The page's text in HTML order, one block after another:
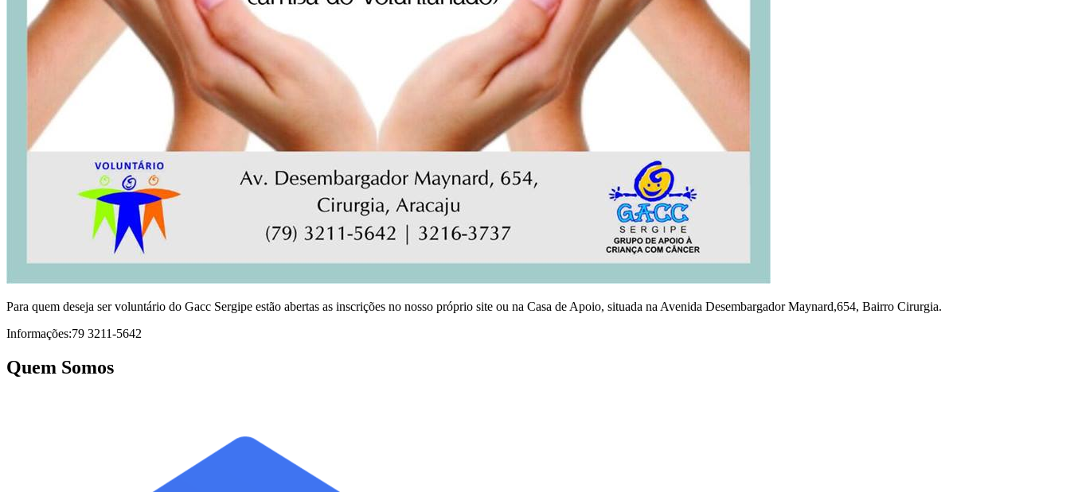
Para quem deseja ser voluntário do Gacc Sergipe estão abertas as inscrições no nosso próprio site ou na Casa de Apoio, situada na Avenida Desembargador Maynard,654, Bairro Cirurgia.
Informações:79 3211-5642
Quem Somos